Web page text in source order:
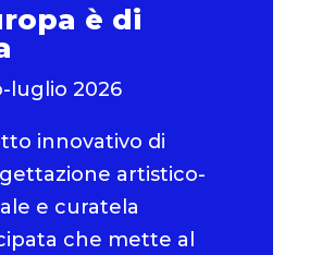
è di
luglio 2026
innovativo di
artistico-
e curatela
che mette al